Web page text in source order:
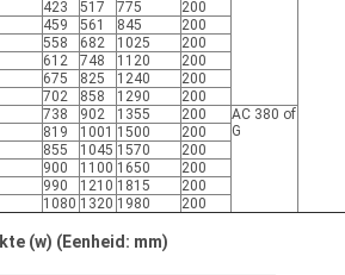
423 517 775
200
459 561 845
200
558 682 1025
200
612 748 1120
200
675 825 1240
200
702 858 1290
200
738 902 1355 200
AC 380 of
G
819 1001 1500
200
855 1045 1570
200
900 1100 1650
200
990 1210 1815
200
1080 1320 1980 200
(w) (Eenheid: mm)